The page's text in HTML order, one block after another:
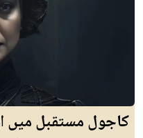
کاجول مستقبل میں